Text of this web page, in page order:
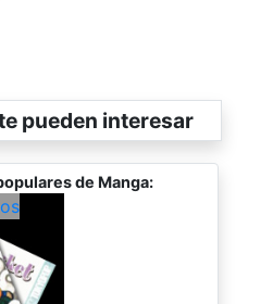
pueden interesar
de Manga: